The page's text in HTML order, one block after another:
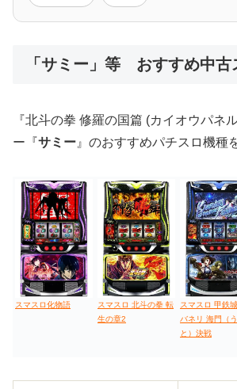
「サミー」等 おすすめ中古
『北斗の拳 修羅の国篇 (カイオウパネ
ー『サミー 』のおすすめパチスロ機種
スマスロ化物語
スマスロ 北斗の拳 転
生の章2
スマスロ 甲鉄
バネリ 海門（
と）決戦